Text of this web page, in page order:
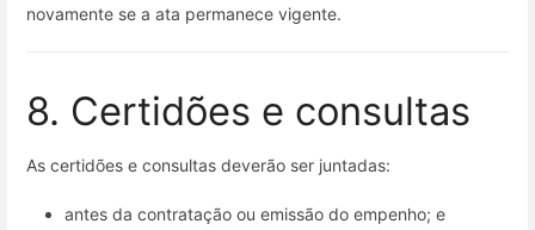
novamente se a ata permanece vigente.
8. Certidões e consultas
As certidões e consultas deverão ser juntadas:
antes da contratação ou emissão do empenho; e